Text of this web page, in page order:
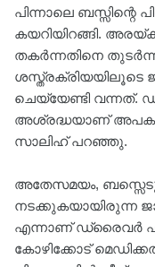
പിന്നാലെ ബസ്സിന്റെ
കയറിയിറങ്ങി.
തകർന്നതിനെ
ശസ്ത്രക്രിയയിലൂടെ
ചെയ്യേണ്ടി വന്നത്.
അശ്രദ്ധയാണ് അപകട
സാലിഹ് പറഞ്ഞു.
അതേസമയം,
നടക്കുകയായിരുന്ന
എന്നാണ് ഡ്രൈവർ
കോഴിക്കോട്